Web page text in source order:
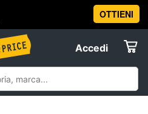
OTTIENI
Accedi